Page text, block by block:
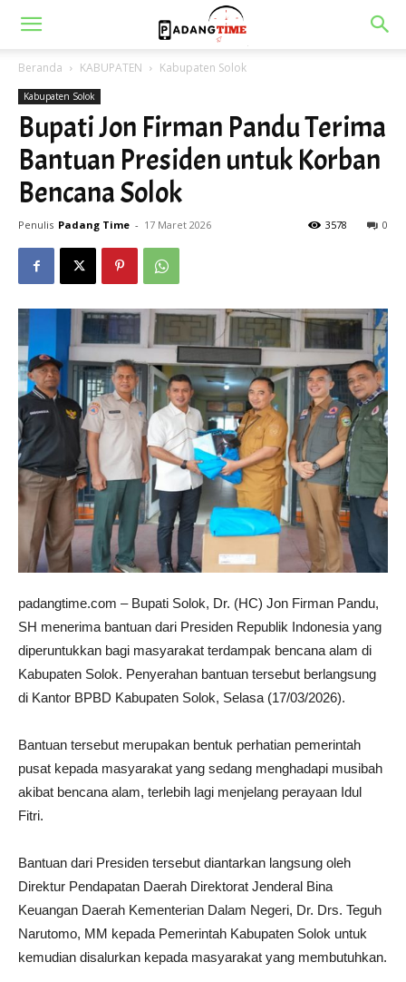
Beranda KABUPATEN Kabupaten Solok
Kabupaten Solok
Bupati Jon Firman Pandu Terima
Bantuan Presiden untuk Korban
Bencana Solok
Penulis Padang Time - 17 Maret 2026 0
3578
padangtime.com – Bupati Solok, Dr. (HC) Jon Firman Pandu,
SH menerima bantuan dari Presiden Republik Indonesia yang
diperuntukkan bagi masyarakat terdampak bencana alam di
Kabupaten Solok. Penyerahan bantuan tersebut berlangsung
di Kantor BPBD Kabupaten Solok, Selasa (17/03/2026).
Bantuan tersebut merupakan bentuk perhatian pemerintah
pusat kepada masyarakat yang sedang menghadapi musibah
akibat bencana alam, terlebih lagi menjelang perayaan Idul
Fitri.
Bantuan dari Presiden tersebut diantarkan langsung oleh
Direktur Pendapatan Daerah Direktorat Jenderal Bina
Keuangan Daerah Kementerian Dalam Negeri, Dr. Drs. Teguh
Narutomo, MM kepada Pemerintah Kabupaten Solok untuk
kemudian disalurkan kepada masyarakat yang membutuhkan.